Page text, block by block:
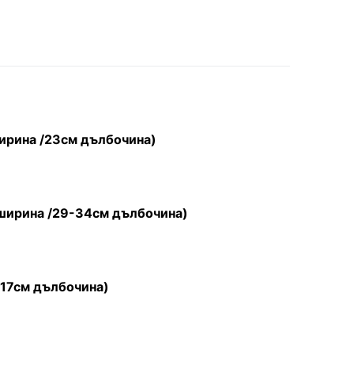
/23см дълбочина)
/29-34см дълбочина)
дълбочина)